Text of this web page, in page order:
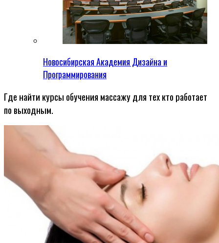
Новосибирская Академия Дизайна и
Программирования
Где найти курсы обучения массажу для тех кто работает
по выходным.